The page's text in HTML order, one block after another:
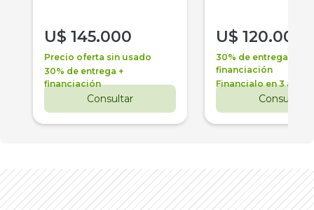
U$ 145.000
Precio oferta sin usado
30% de entrega +
financiación
Consultar
U$ 120.000
30% de entrega +
financiación
Financialo en 3 años
Consultar